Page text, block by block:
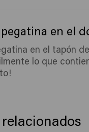
en el
en el tapón
lo que